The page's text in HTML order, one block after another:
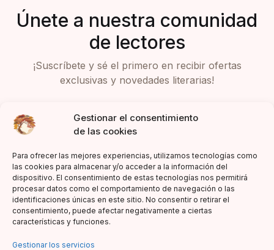
Gestionar el consentimiento
de las cookies
Para ofrecer las mejores experiencias, utilizamos tecnologías como
las cookies para almacenar y/o acceder a la información del
dispositivo. El consentimiento de estas tecnologías nos permitirá
procesar datos como el comportamiento de navegación o las
identificaciones únicas en este sitio. No consentir o retirar el
consentimiento, puede afectar negativamente a ciertas
características y funciones.
Gestionar los servicios
Únete a nuestra comunidad
de lectores
¡Suscríbete y sé el primero en recibir ofertas
exclusivas y novedades literarias!
Acepto la política de privacidad